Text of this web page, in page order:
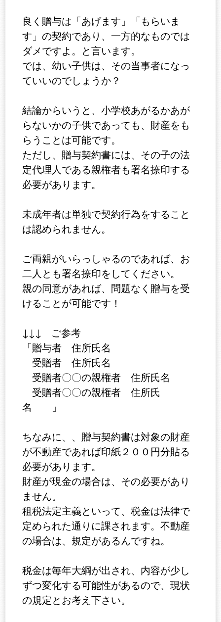
良く贈与は「あげます」「もらいま
す」の契約であり、一方的なものでは
ダメですよ。と言います。
では、幼い子供は、その当事者になっ
ていいのでしょうか？
結論からいうと、小学校あがるかあが
らないかの子供であっても、財産をも
らうことは可能です。
ただし、贈与契約書には、その子の法
定代理人である親権者も署名捺印する
必要があります。
未成年者は単独で契約行為をすること
は認められません。
ご両親がいらっしゃるのであれば、お
二人とも署名捺印をしてください。
親の同意があれば、問題なく贈与を受
けることが可能です！
↓↓↓ ご参考
「贈与者 住所氏名
受贈者 住所氏名
受贈者〇〇の親権者 住所氏名
受贈者〇〇の親権者 住所氏
名 」
ちなみに、、贈与契約書は対象の財産
が不動産であれば印紙２００円分貼る
必要があります。
財産が現金の場合は、その必要があり
ません。
租税法定主義といって、税金は法律で
定められた通りに課されます。不動産
の場合は、規定があるんですね。
税金は毎年大綱が出され、内容が少し
ずつ変化する可能性があるので、現状
の規定とお考え下さい。